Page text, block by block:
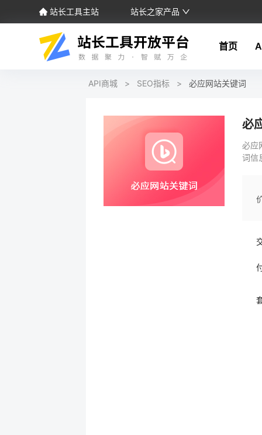
站长工具主站 站长之家产品
首页
API商城 > SEO指标 > 必应网站关键词
必
必应
词信